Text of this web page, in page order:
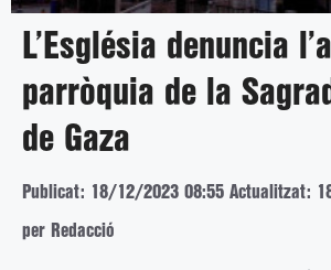
L’Església denuncia
parròquia de la
de Gaza
Publicat: 18/12/2023 08:55 Actualitzat:
per Redacció